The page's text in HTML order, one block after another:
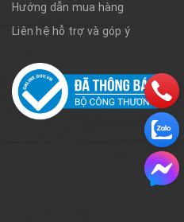
Hướng dẫn mua hàng
Liên hệ hỗ trợ và góp ý